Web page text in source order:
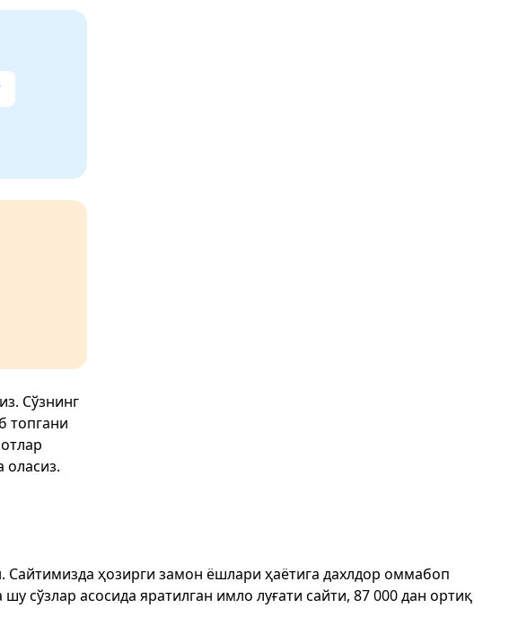
Сўзнинг
топгани
оласиз.
Сайтимизда ҳозирги замон ёшлари ҳаётига дахлдор оммабоп
сўзлар асосида яратилган имло луғати сайти, 87 000 дан ортиқ